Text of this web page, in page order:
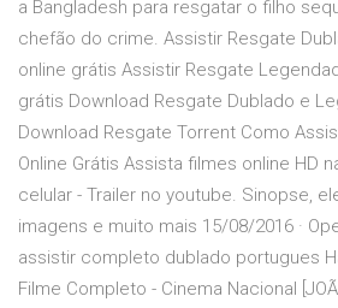
a Bangladesh para resgatar o filho
chefão do crime. Assistir Resgate
online grátis Assistir Resgate
grátis Download Resgate Dublado e
Download Resgate Torrent Como
Online Grátis Assista filmes online HD
celular - Trailer no youtube. Sinopse,
imagens e muito mais 15/08/2016 ·
assistir completo dublado portugues
Filme Completo - Cinema Nacional